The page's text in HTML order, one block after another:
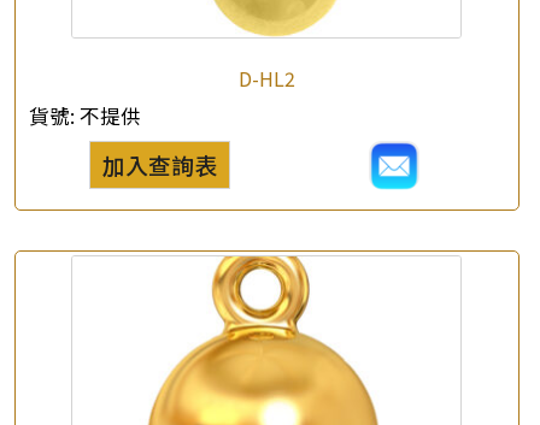
*你的名字
查詢以下產品
D-HL2
貨號: 不提供
加入查詢表